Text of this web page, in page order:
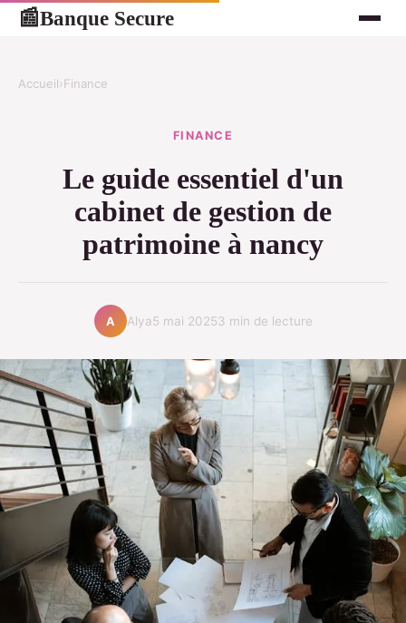
📰Banque Secure
Accueil›Finance
FINANCE
Le guide essentiel d'un
cabinet de gestion de
patrimoine à nancy
A Alya5 mai 20253 min de lecture